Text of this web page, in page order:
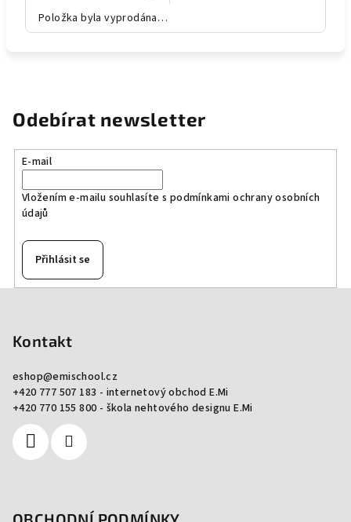
Položka byla vyprodána…
Odebírat newsletter
E-mail
Vložením e-mailu souhlasíte s podmínkami ochrany osobních
údajů
Přihlásit se
Kontakt
eshop@emischool.cz
+420 777 507 183 - internetový obchod E.Mi
+420 770 155 800 - škola nehtového designu E.Mi